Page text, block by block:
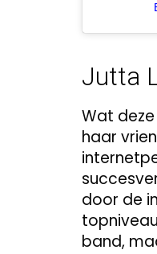
Jutta
Wat
haar
door de
band,